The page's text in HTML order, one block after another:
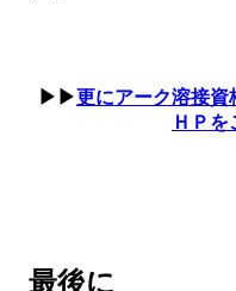
▶▶更にアーク溶接資
ＨＰを
最後に